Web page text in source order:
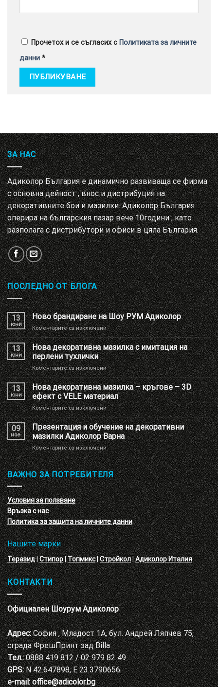
Прочетох и се съгласих с Политиката за личните
данни *
ЗА НАС
Адиколор България е динамично развиваща се фирма
с основна дейност , внос и дистрибуция на
декоративните бои и мазилки. Адиколор България
оперира на българския пазар вече 10години , като
разполага с дистрибутори и офиси в цяла България.
ПОСЛЕДНО ОТ БЛОГА
13
юни
Ново брандиране на Шоу РУМ Адиколор
Коментарите са изключениза
Ново
брандиране
на
Шоу
РУМ
Адиколор
13
юни
Нова декоративна мазилка с имитация на
перлени тухлички
Коментарите са изключениза
Нова
декоративна
мазилка
с
имитация
на
перлени
тухлички
13
юни
Нова декоративна мазилка – кръгове – 3D
ефект с VELE материал
Коментарите са изключениза
Нова
декоративна
мазилка
–
кръгове
–
3D
ефект
с
VELE
материал
09
ное.
Презентация и обучение на декоративни
мазилки Адиколор Варна
Коментарите са изключениза
Презентация
и
обучение
на
декоративни
мазилки
Адиколор
Варна
ВАЖНО ЗА ПОТРЕБИТЕЛЯ
Условия за ползване
Връзка с нас
Политика за защита на личните данни
Нашите марки
Теразид|Стипор|Топмикс|Стройкол|Адиколор Италия
КОНТАКТИ
Официален Шоурум Адиколор
Адрес:София , Младост 1А, бул. Андрей Ляпчев 75,
сграда ФрешПринт зад Billa
Тел.:0888 419 812 / 02 979 82 49
GPS:N 42.647898, E 23.3790656
e-mail: office@adicolor.bg